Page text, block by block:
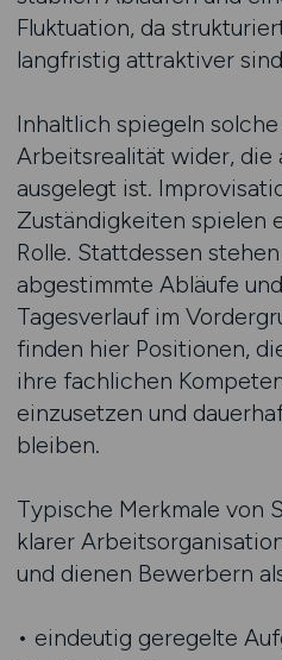
Fluktuation, da
langfristig attraktiver
Inhaltlich spiegeln
Arbeitsrealität wider, die
ausgelegt ist.
Zuständigkeiten spielen
Rolle. Stattdessen
abgestimmte Abläufe
Tagesverlauf im
finden hier Positionen,
ihre fachlichen
einzusetzen und
bleiben.
Typische Merkmale von
klarer
und dienen Bewerbern
• eindeutig geregelte